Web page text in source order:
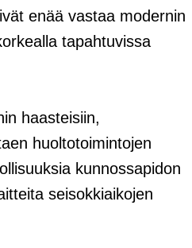
enää vastaa modernin
tapahtuvissa
haasteisiin,
huoltotoimintojen
kunnossapidon
seisokkiaikojen